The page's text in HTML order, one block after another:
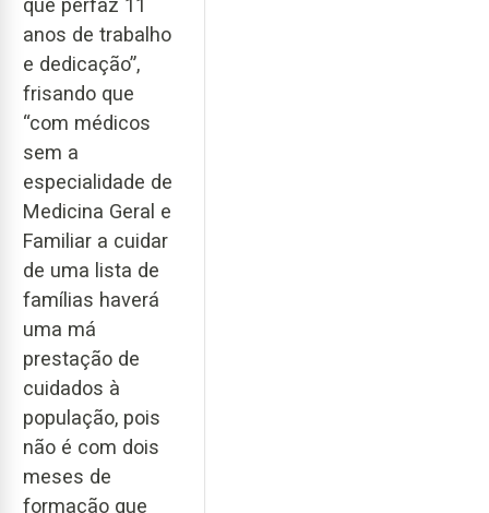
anos de trabalho
e dedicação”,
frisando que
“com médicos
sem a
especialidade de
Medicina Geral e
Familiar a cuidar
de uma lista de
famílias haverá
uma má
prestação de
cuidados à
população, pois
não é com dois
meses de
formação que